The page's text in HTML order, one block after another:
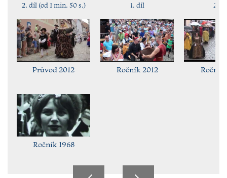
2. díl (od 1 min. 50 s.) 1. díl 2.
Průvod 2012 Ročník 2012 Ročník
Ročník 1968